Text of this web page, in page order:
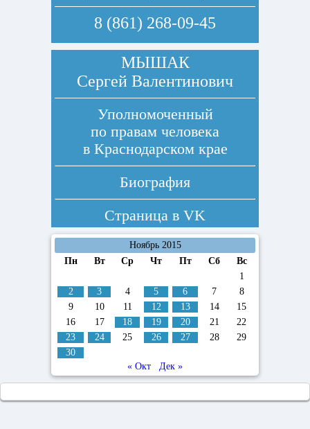
8 (861) 268-09-45
МЫШАК
Сергей Валентинович
Уполномоченный
по правам человека
в Краснодарском крае
Биография
Страница в VK
Ноябрь 2015
Пн
Вт Ср Чт Пт Сб
Вс
1
2
3 4 5 6 7
8
9
10 11 12 13 14
15
16
17 18 19 20 21
22
23
24 25 26 27 28
29
30
« Окт
Дек »